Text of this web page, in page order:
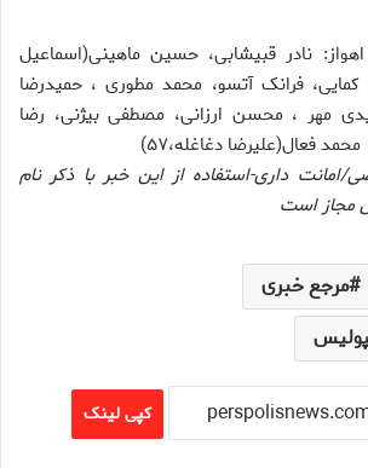
نادر قبیشابی، حسین ماهینی(اسماعیل
افشین کمایی، فرانک آتسو، محمد مطوری ، حمیدرضا
مهر ، محسن ارزانی، مصطفی بیژنی، رضا
امانت داری-استفاده از این خبر با ذکر نام
مجاز است
مرجع خبری
کپی لینک